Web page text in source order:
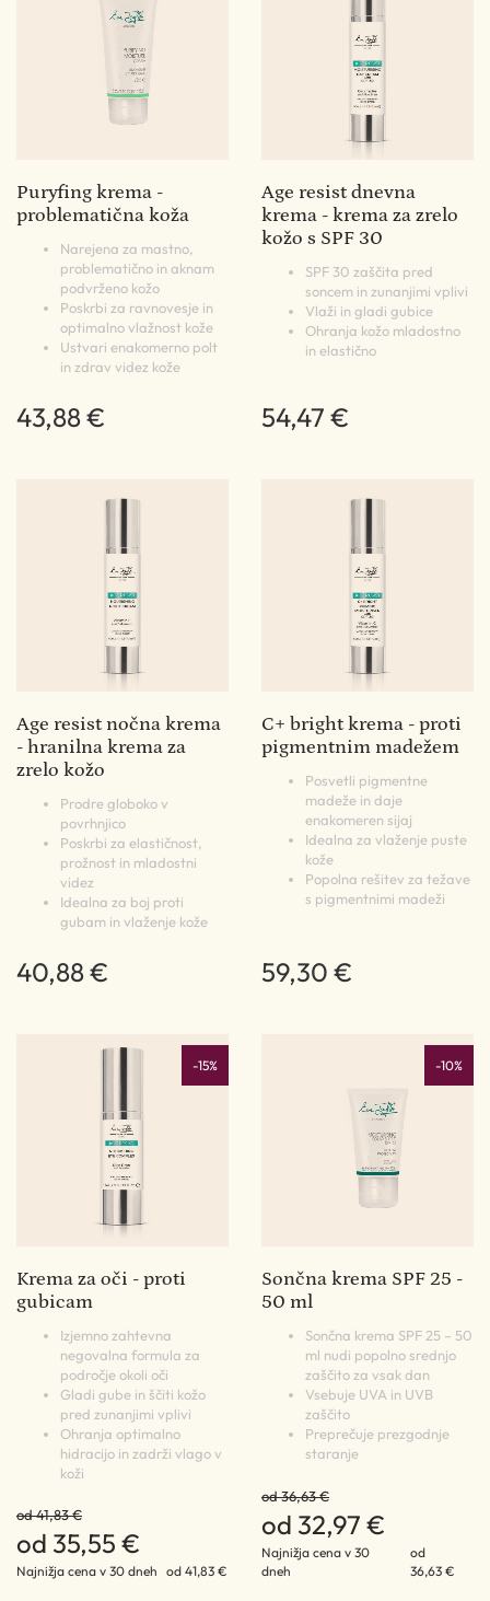
Puryfing krema -
problematična koža
Narejena za mastno,
problematično in aknam
podvrženo kožo
Poskrbi za ravnovesje in
optimalno vlažnost kože
Ustvari enakomerno polt
in zdrav videz kože
43,88 €
Age resist dnevna
krema - krema za zrelo
kožo s SPF 30
SPF 30 zaščita pred
soncem in zunanjimi vplivi
Vlaži in gladi gubice
Ohranja kožo mladostno
in elastično
54,47 €
Age resist nočna krema
- hranilna krema za
zrelo kožo
Prodre globoko v
povrhnjico
Poskrbi za elastičnost,
prožnost in mladostni
videz
Idealna za boj proti
gubam in vlaženje kože
40,88 €
C+ bright krema - proti
pigmentnim madežem
Posvetli pigmentne
madeže in daje
enakomeren sijaj
Idealna za vlaženje puste
kože
Popolna rešitev za težave
s pigmentnimi madeži
59,30 €
-15%
Krema za oči - proti
gubicam
Izjemno zahtevna
negovalna formula za
področje okoli oči
Gladi gube in ščiti kožo
pred zunanjimi vplivi
Ohranja optimalno
hidracijo in zadrži vlago v
koži
od 41,83 €
od 35,55 €
Najnižja cena v 30 dneh od 41,83 €
-10%
Sončna krema SPF 25 -
50 ml
Sončna krema SPF 25 – 50
ml nudi popolno srednjo
zaščito za vsak dan
Vsebuje UVA in UVB
zaščito
Preprečuje prezgodnje
staranje
od 36,63 €
od 32,97 €
Najnižja cena v 30
dneh
od
36,63 €